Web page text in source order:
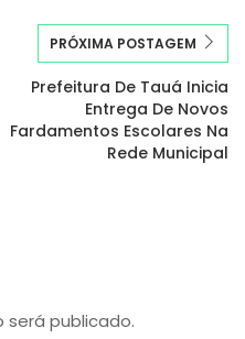
PRÓXIMA POSTAGEM
Prefeitura De Tauá Inicia
Entrega De Novos
Fardamentos Escolares Na
Rede Municipal
será publicado.